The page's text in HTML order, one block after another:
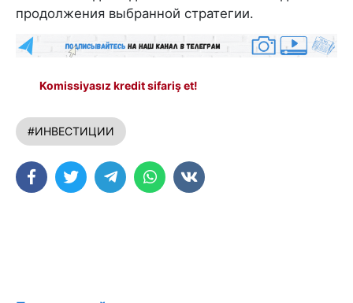
продолжения выбранной стратегии.
Komissiyasız kredit sifariş et!
#ИНВЕСТИЦИИ